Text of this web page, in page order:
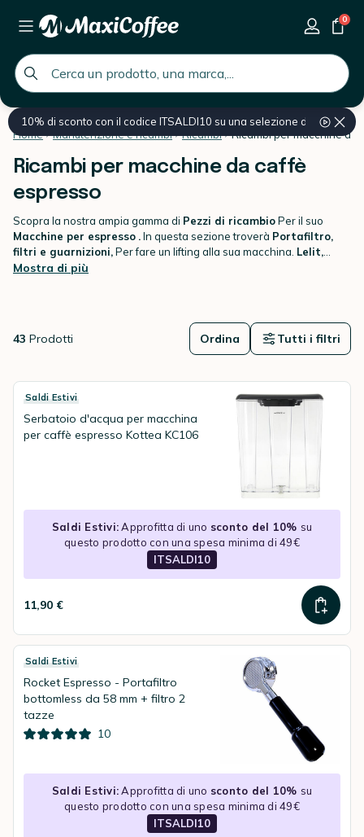
global.search.placeholder
0
10% di sconto con il codice ITSALDI10 su una selezione di prodotti
Home
Manutenzione e ricambi Ricambi Ricambi per macchine da
Ricambi per macchine da caffè
espresso
Scopra la nostra ampia gamma di Pezzi di ricambioPer il suo
Macchine per espresso .In questa sezione troverà Portafiltro,
filtri e guarnizioni,Per fare un lifting alla sua macchina. Lelit,
Ascaso, Rocket Espresso, Rok, Lelit, Nuova Simonelli
Mostra di più
43 Prodotti Ordina Tutti i filtri
Saldi Estivi
Serbatoio d'acqua per macchina
per caffè espresso Kottea KC106
Saldi Estivi:Approfitta di uno sconto del 10% su
questo prodotto con una spesa minima di 49€
ITSALDI10
11,90 €
Saldi Estivi
Rocket Espresso - Portafiltro
bottomless da 58 mm + filtro 2
tazze
10
Saldi Estivi:Approfitta di uno sconto del 10% su
questo prodotto con una spesa minima di 49€
ITSALDI10